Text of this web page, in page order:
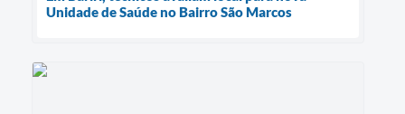
Unidade de Saúde no Bairro São Marcos